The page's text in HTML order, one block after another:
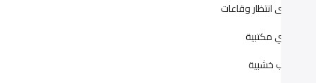
انتظار وقاعات
مكتبية
خشبية